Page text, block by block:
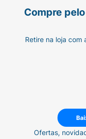
Compre
Retire na loja com
Ofertas,